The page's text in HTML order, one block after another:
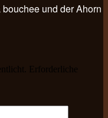
und der Ahorn
Erforderliche